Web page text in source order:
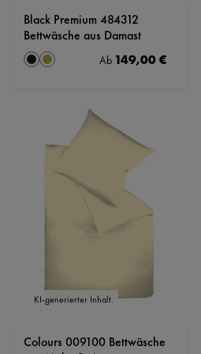
Black Premium 484312
Bettwäsche aus Damast
Farbe auswählen
CaviarMessing
Regulärer Preis:
Ab 149,00 €
KI-generierter Inhalt.
Colours 009100 Bettwäsche